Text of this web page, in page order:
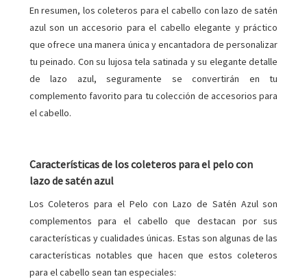
En resumen, los coleteros para el cabello con lazo de satén
azul son un accesorio para el cabello elegante y práctico
que ofrece una manera única y encantadora de personalizar
tu peinado. Con su lujosa tela satinada y su elegante detalle
de lazo azul, seguramente se convertirán en tu
complemento favorito para tu colección de accesorios para
el cabello.
Características de los coleteros para el pelo con
lazo de satén azul
Los Coleteros para el Pelo con Lazo de Satén Azul son
complementos para el cabello que destacan por sus
características y cualidades únicas. Estas son algunas de las
características notables que hacen que estos coleteros
para el cabello sean tan especiales: